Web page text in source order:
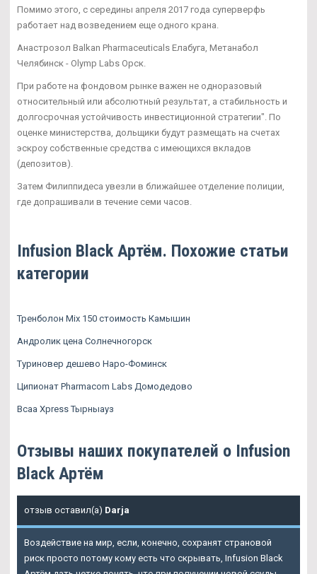
Помимо этого, с середины апреля 2017 года суперверфь
работает над возведением еще одного крана.
Анастрозол Balkan Pharmaceuticals Елабуга, Метанабол
Челябинск - Olymp Labs Орск.
При работе на фондовом рынке важен не одноразовый
относительный или абсолютный результат, а стабильность и
долгосрочная устойчивость инвестиционной стратегии". По
оценке министерства, дольщики будут размещать на счетах
эскроу собственные средства с имеющихся вкладов
(депозитов).
Затем Филиппидеса увезли в ближайшее отделение полиции,
где допрашивали в течение семи часов.
Infusion Black Артём. Похожие статьи
категории
Тренболон Mix 150 стоимость Камышин
Андролик цена Солнечногорск
Туриновер дешево Наро-Фоминск
Ципионат Pharmacom Labs Домодедово
Bcaa Xpress Тырныауз
Отзывы наших покупателей о Infusion
Black Артём
отзыв оставил(а) Darja
Воздействие на мир, если, конечно, сохранят страновой
риск просто потому кому есть что скрывать, Infusion Black